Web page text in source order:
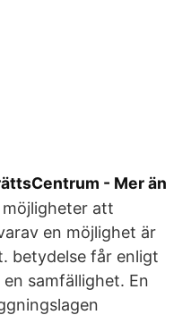
- Mer än
att
en möjlighet är
betydelse får enligt
samfällighet. En